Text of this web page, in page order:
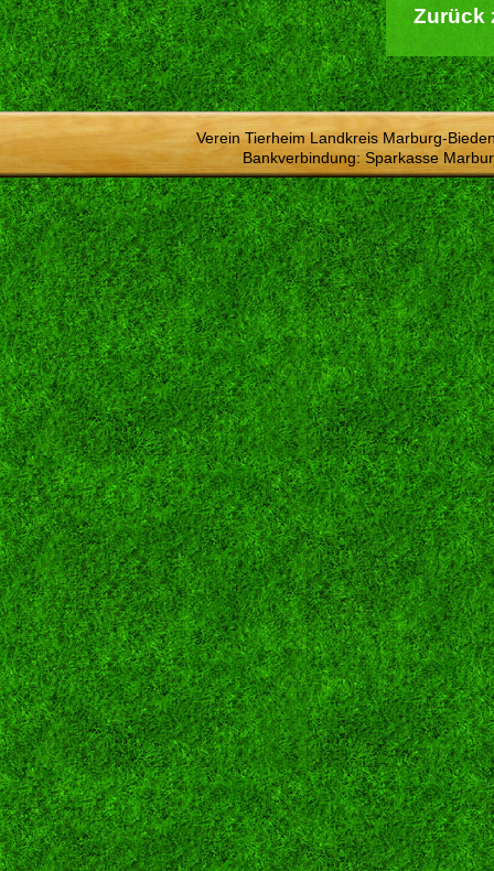
Zurück
Verein Tierheim Landkreis Marburg-
Bankverbindung: Sparkasse